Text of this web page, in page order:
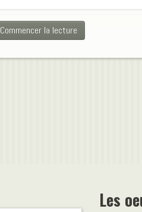
Commencer la lecture
Les